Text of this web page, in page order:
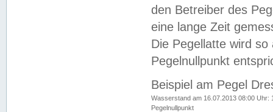
den Betreiber des
eine lange Zeit
Die Pegellatte wird
Pegelnullpunkt
Beispiel am Pegel
Wasserstand am 16.07.2013 08:00 Uhr:
Pegelnullpunkt